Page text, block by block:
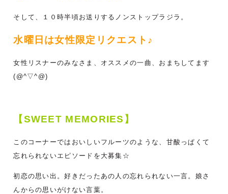
そして、１０時半頃お送りするノンストップラジラ。
水曜日は女性限定リクエスト♪
女性リスナーのみなさま、オススメの一曲、おまちしてます
(@^▽^@)
【SWEET MEMORIES】
このコーナーではおいしいフルーツのような、甘酸っぱくて
忘れられないエピソードを大募集☆
初恋の思い出。好きだったあの人の忘れられない一言。娘さ
んからの思いがけない言葉。